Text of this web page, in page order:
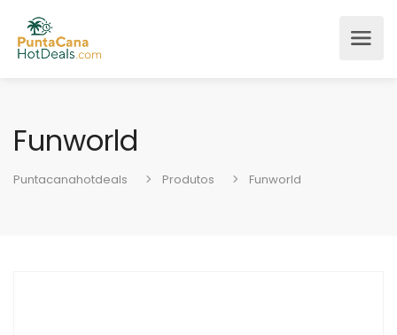
Funworld
Puntacanahotdeals Produtos Funworld